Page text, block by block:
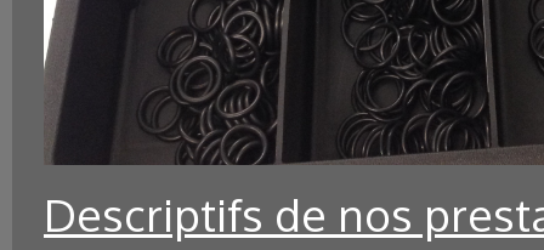
Descriptifs de nos